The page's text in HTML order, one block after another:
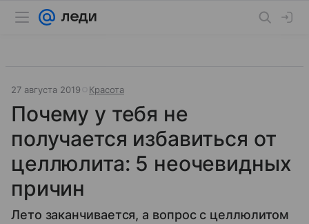
27 августа 2019 Красота
Почему у тебя не
получается избавиться от
целлюлита: 5 неочевидных
причин
Лето заканчивается, а вопрос с целлюлитом